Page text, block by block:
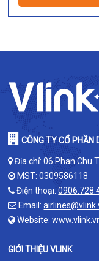
CÔNG TY CỔ PHẦN
Địa chỉ: 06 Phan Chu
MST: 0309586118
Điện thoại:
Email:
Website:
GIỚI THIỆU VLINK